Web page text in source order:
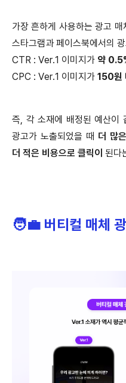
가장 흔하게 사용하는 광고
스타그램과 페이스북에서의
CTR : Ver.1 이미지가 약
CPC : Ver.1 이미지가 150원
즉, 각 소재에 배정된 예산이
광고가 노출되었을 때 더 많
더 적은 비용으로 클릭이 된다
🧑‍💼 버티컬 매체